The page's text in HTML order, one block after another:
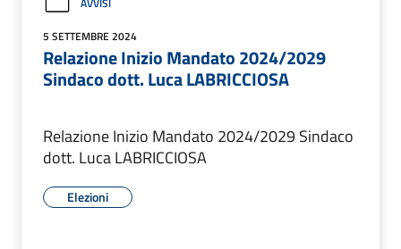
5 SETTEMBRE 2024
Relazione Inizio Mandato 2024/2029
Sindaco dott. Luca LABRICCIOSA
Relazione Inizio Mandato 2024/2029 Sindaco
dott. Luca LABRICCIOSA
Elezioni